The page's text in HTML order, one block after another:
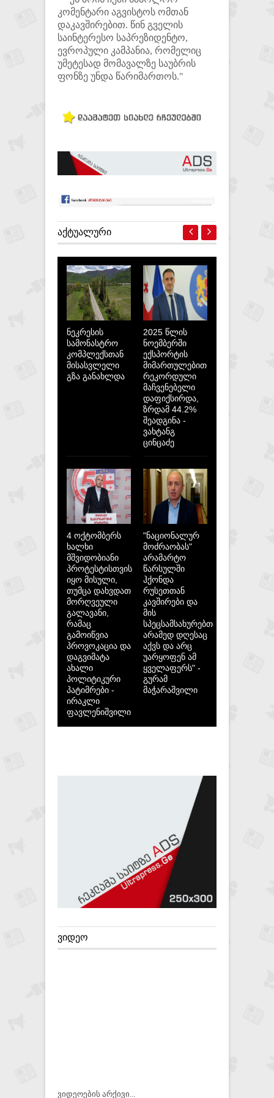
კომენტარი აგვისტოს ომთან
დაკავშირებით. წინ გველის
საინტერესო საპრეზიდენტო,
ევროპული კამპანია, რომელიც
უმეტესად მომავალზე საუბრის
ფონზე უნდა წარიმართოს."
ᲐᲥᲢᲣᲐᲚᲣᲠᲘ
ნეკრესის
სამონასტრო
კომპლექსთან
მისასვლელი
გზა განახლდა
2025 წლის
ნოემბერში
ექსპორტის
მიმართულებით
რეკორდული
მაჩვენებელი
დაფიქსირდა,
ზრდამ 44.2%
შეადგინა -
ვახტანგ
ცინცაძე
4 ოქტომბერს
ხალხი
მშვიდობიანი
პროტესტისთვის
იყო მისული,
თუმცა დახვდათ
მორღვეული
გალავანი,
რამაც
გამოიწვია
პროვოკაცია და
დაგვიმატა
ახალი
პოლიტიკური
პატიმრები -
ირაკლი
ფავლენიშვილი
"ნაციონალურ
მოძრაობას"
არამარტო
წარსულში
ჰქონდა
რუსეთთან
კავშირები და
მის
სპეცსამსახურებთან,
არამედ დღესაც
აქვს და არც
უარყოფენ ამ
ყველაფერს" -
გურამ
მაჭარაშვილი
ᲕᲘᲓᲔᲝ
ვიდეოების არქივი...